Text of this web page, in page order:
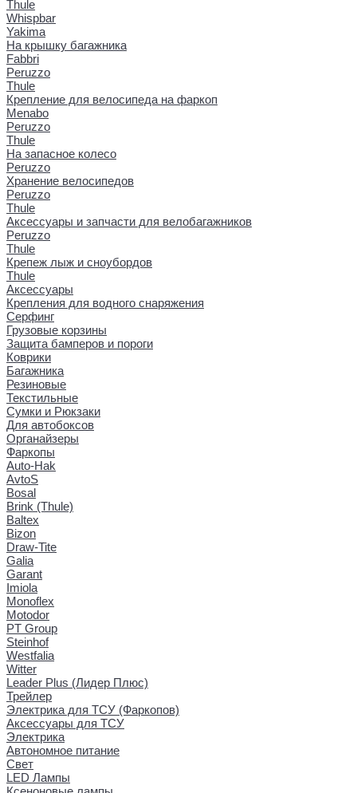
Thule
Whispbar
Yakima
На крышку багажника
Fabbri
Peruzzo
Thule
Крепление для велосипеда на фаркоп
Menabo
Peruzzo
Thule
На запасное колесо
Peruzzo
Хранение велосипедов
Peruzzo
Thule
Аксессуары и запчасти для велобагажников
Peruzzo
Thule
Крепеж лыж и сноубордов
Thule
Аксессуары
Крепления для водного снаряжения
Серфинг
Грузовые корзины
Защита бамперов и пороги
Коврики
Багажника
Резиновые
Текстильные
Сумки и Рюкзаки
Для автобоксов
Органайзеры
Фаркопы
Auto-Hak
AvtoS
Bosal
Brink (Thule)
Baltex
Bizon
Draw-Tite
Galia
Garant
Imiola
Monoflex
Motodor
PT Group
Steinhof
Westfalia
Witter
Leader Plus (Лидер Плюс)
Трейлер
Электрика для ТСУ (Фаркопов)
Аксессуары для ТСУ
Электрика
Автономное питание
Свет
LED Лампы